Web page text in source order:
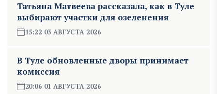
Татьяна Матвеева рассказала, как в Туле
выбирают участки для озеленения
15:22 03 АВГУСТА 2026
В Туле обновленные дворы принимает
комиссия
20:06 01 АВГУСТА 2026